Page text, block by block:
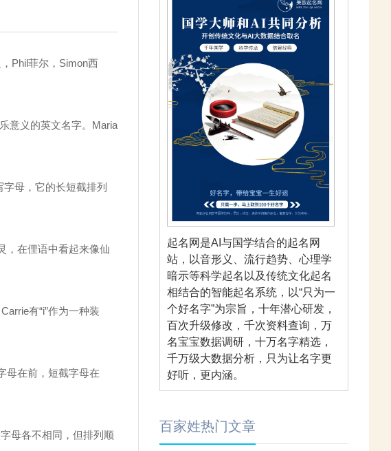
Phil菲尔，Simon西
意义的英文名字。Maria
母，它的长短截排列
在俚语中看起来像仙
有“i”作为一种装
母在前，短截字母在
母各不相同，但排列顺
起名网是AI与国学结合的起名网
站，以音形义、流行趋势、心理学
暗示等科学起名以及传统文化起名
相结合的智能起名系统，以“只为一
个好名字”为宗旨，十年潜心研发，
百次升级修改，千次资料查询，万
名宝宝数据调研，十万名字精选，
千万级大数据分析，只为让名字更
好听，更内涵。
百家姓热门文章